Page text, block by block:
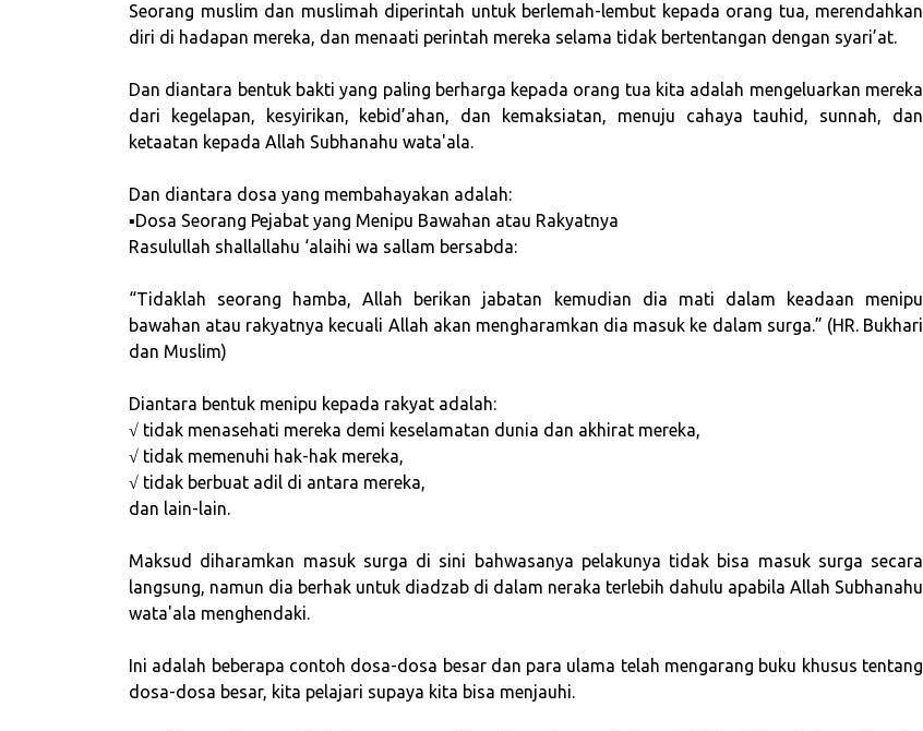
Seorang muslim dan muslimah diperintah untuk berlemah-lembut kepada orang tua, merendahkan
diri di hadapan mereka, dan menaati perintah mereka selama tidak bertentangan dengan syari’at.
Dan diantara bentuk bakti yang paling berharga kepada orang tua kita adalah mengeluarkan mereka
dari kegelapan, kesyirikan, kebid’ahan, dan kemaksiatan, menuju cahaya tauhid, sunnah, dan
ketaatan kepada Allah Subhanahu wata'ala.
Dan diantara dosa yang membahayakan adalah:
▪Dosa Seorang Pejabat yang Menipu Bawahan atau Rakyatnya
Rasulullah shallallahu ‘alaihi wa sallam bersabda:
“Tidaklah seorang hamba, Allah berikan jabatan kemudian dia mati dalam keadaan menipu
bawahan atau rakyatnya kecuali Allah akan mengharamkan dia masuk ke dalam surga.” (HR. Bukhari
dan Muslim)
Diantara bentuk menipu kepada rakyat adalah:
√ tidak menasehati mereka demi keselamatan dunia dan akhirat mereka,
√ tidak memenuhi hak-hak mereka,
√ tidak berbuat adil di antara mereka,
dan lain-lain.
Maksud diharamkan masuk surga di sini bahwasanya pelakunya tidak bisa masuk surga secara
langsung, namun dia berhak untuk diadzab di dalam neraka terlebih dahulu apabila Allah Subhanahu
wata'ala menghendaki.
Ini adalah beberapa contoh dosa-dosa besar dan para ulama telah mengarang buku khusus tentang
dosa-dosa besar, kita pelajari supaya kita bisa menjauhi.